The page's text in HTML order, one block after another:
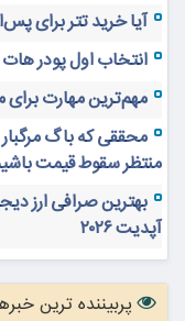
آیا خرید تتر برای
انتخاب اول پودر
مهم‌ترین مهارت
محققی که باگ
منتظر سقوط قیمت
بهترین صرافی ارز
آپدیت ۲۰۲۶
پربیننده ترین